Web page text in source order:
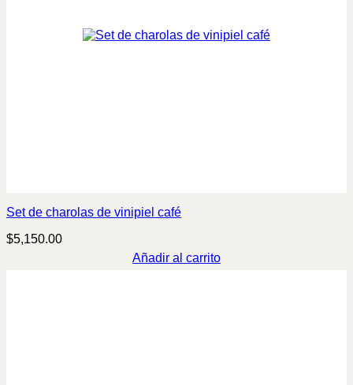
Set de charolas de vinipiel café
$5,150.00
Añadir al carrito